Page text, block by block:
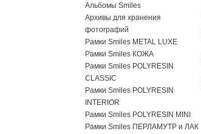
Альбомы Smiles
Архивы для хранения
фотографий
Рамки Smiles METAL LUXE
Рамки Smiles КОЖА
Рамки Smiles POLYRESIN
CLASSIC
Рамки Smiles POLYRESIN
INTERIOR
Рамки Smiles POLYRESIN MINI
Рамки Smiles ПЕРЛАМУТР и ЛАК